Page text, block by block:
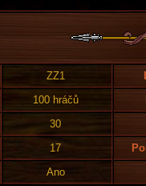
ZZ1
100 hráčů
30
17
Ano